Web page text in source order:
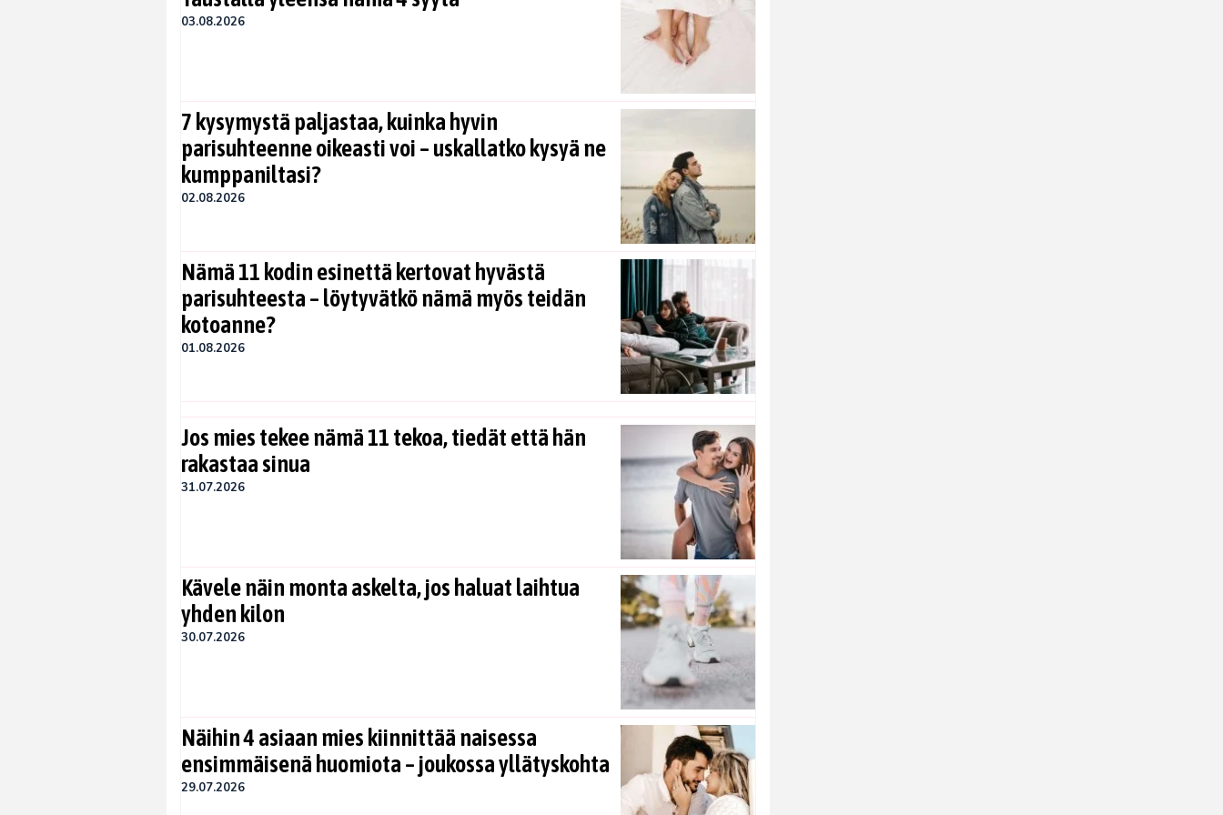
03.08.2026
7 kysymystä paljastaa, kuinka hyvin
parisuhteenne oikeasti voi – uskallatko kysyä ne
kumppaniltasi?
02.08.2026
Nämä 11 kodin esinettä kertovat hyvästä
parisuhteesta – löytyvätkö nämä myös teidän
kotoanne?
01.08.2026
Jos mies tekee nämä 11 tekoa, tiedät että hän
rakastaa sinua
31.07.2026
Kävele näin monta askelta, jos haluat laihtua
yhden kilon
30.07.2026
Näihin 4 asiaan mies kiinnittää naisessa
ensimmäisenä huomiota – joukossa yllätyskohta
29.07.2026